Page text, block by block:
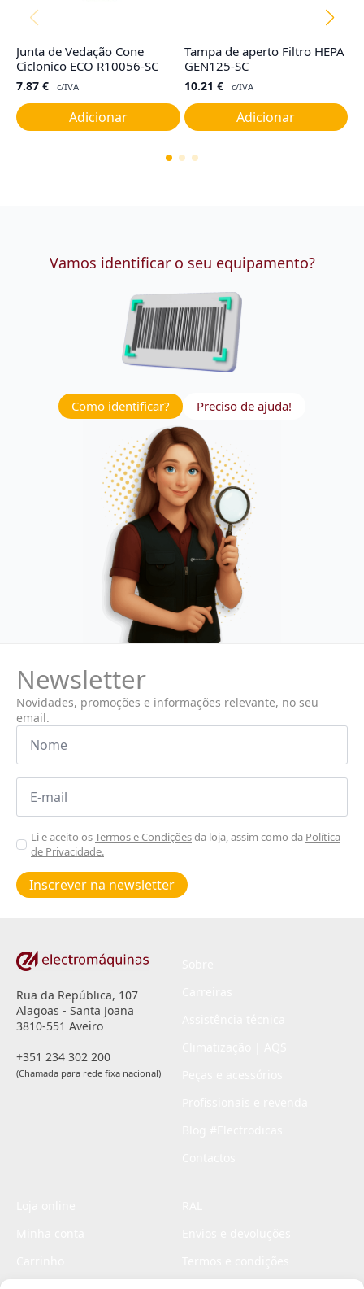
Junta de Vedação Cone
Ciclonico ECO R10056-SC
7.87 € c/IVA
Adicionar
Tampa de aperto Filtro HEPA
GEN125-SC
10.21 € c/IVA
Adicionar
Vamos identificar o seu equipamento?
Como identificar? Preciso de ajuda!
Newsletter
Novidades, promoções e informações relevante, no seu
email.
Nome
Email
Aceitar
Poiticas
de
privacidade
Li e aceito osTermos e Condiçõesda loja, assim como da Política
de Privacidade.
Inscrever na newsletter
Rua da República, 107
Alagoas - Santa Joana
3810-551 Aveiro
+351 234 302 200
(Chamada para rede fixa nacional)